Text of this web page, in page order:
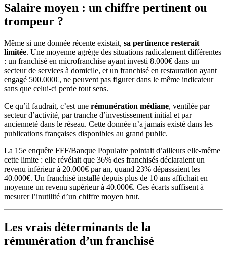
Salaire moyen : un chiffre pertinent ou
trompeur ?
Même si une donnée récente existait, sa pertinence resterait
limitée. Une moyenne agrège des situations radicalement différentes
: un franchisé en microfranchise ayant investi 8.000€ dans un
secteur de services à domicile, et un franchisé en restauration ayant
engagé 500.000€, ne peuvent pas figurer dans le même indicateur
sans que celui-ci perde tout sens.
Ce qu’il faudrait, c’est une rémunération médiane, ventilée par
secteur d’activité, par tranche d’investissement initial et par
ancienneté dans le réseau. Cette donnée n’a jamais existé dans les
publications françaises disponibles au grand public.
La 15e enquête FFF/Banque Populaire pointait d’ailleurs elle-même
cette limite : elle révélait que 36% des franchisés déclaraient un
revenu inférieur à 20.000€ par an, quand 23% dépassaient les
40.000€. Un franchisé installé depuis plus de 10 ans affichait en
moyenne un revenu supérieur à 40.000€. Ces écarts suffisent à
mesurer l’inutilité d’un chiffre moyen brut.
Les vrais déterminants de la
rémunération d’un franchisé